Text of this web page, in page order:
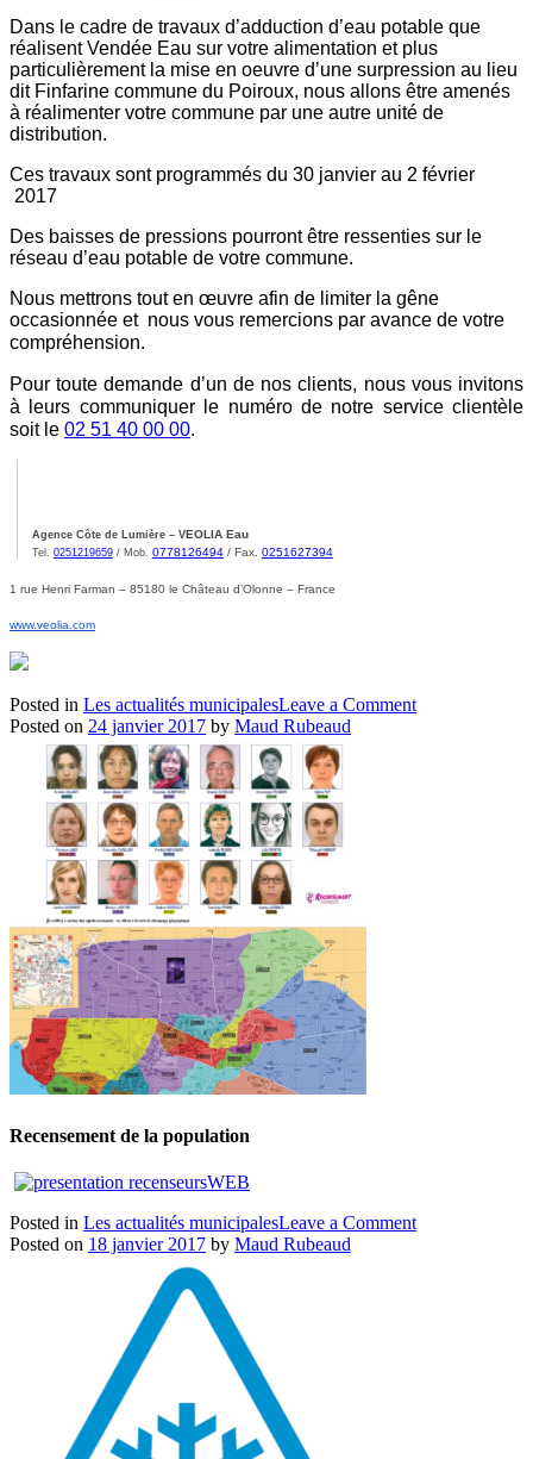
Dans le cadre de travaux d’adduction d’eau potable que
réalisent Vendée Eau sur votre alimentation et plus
particulièrement la mise en oeuvre d’une surpression au lieu
dit Finfarine commune du Poiroux, nous allons être amenés
à réalimenter votre commune par une autre unité de
distribution.
Ces travaux sont programmés du 30 janvier au 2 février
2017
Des baisses de pressions pourront être ressenties sur le
réseau d’eau potable de votre commune.
Nous mettrons tout en œuvre afin de limiter la gêne
occasionnée et nous vous remercions par avance de votre
compréhension.
Pour toute demande d’un de nos clients, nous vous invitons
à leurs communiquer le numéro de notre service clientèle
soit le 02 51 40 00 00.
Agence Côte de Lumière – VEOLIA Eau
Tel. 0251219659/ Mob. 0778126494/ Fax. 0251627394
1 rue Henri Farman – 85180 le Château d’Olonne – France
www.veolia.com
Posted in Les actualités municipalesLeave a Commenton
Posted on 24 janvier 2017 by Maud Rubeaud
Recensement de la population
Posted in Les actualités municipalesLeave a Commenton
Posted on 18 janvier 2017 by Maud Rubeaud